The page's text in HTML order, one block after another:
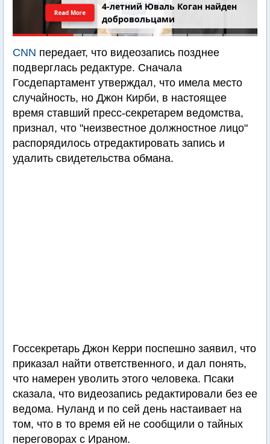
4-летний Юваль Коган найден
добровольцами
Read More
CNN передает, что видеозапись позднее
подверглась редактуре. Сначала
Госдепартамент утверждал, что имела место
случайность, но Джон Кирби, в настоящее
время ставший пресс-секретарем ведомства,
признал, что "неизвестное должностное лицо"
распорядилось отредактировать запись и
удалить свидетельства обмана.
Госсекретарь Джон Керри поспешно заявил, что
приказал найти ответственного, и дал понять,
что намерен уволить этого человека. Псаки
сказала, что видеозапись редактировали без ее
ведома. Нуланд и по сей день настаивает на
том, что в то время ей не сообщили о тайных
переговорах с Ираном.